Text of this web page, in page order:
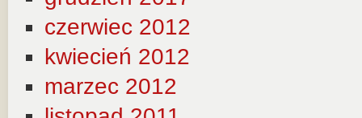
czerwiec 2012
kwiecień 2012
marzec 2012